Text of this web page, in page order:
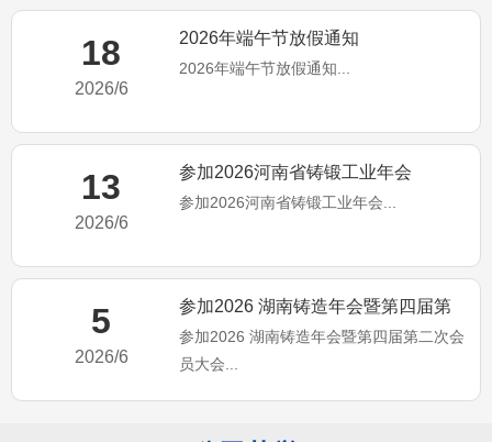
18
2026/6
2026年端午节放假通知
2026年端午节放假通知...
13
2026/6
参加2026河南省铸锻工业年会
参加2026河南省铸锻工业年会...
5
2026/6
参加2026 湖南铸造年会暨第四届第
二次会员大会
参加2026 湖南铸造年会暨第四届第二次会
员大会...